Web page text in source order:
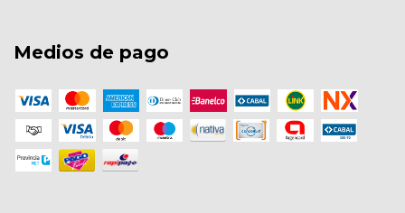
Medios de pago